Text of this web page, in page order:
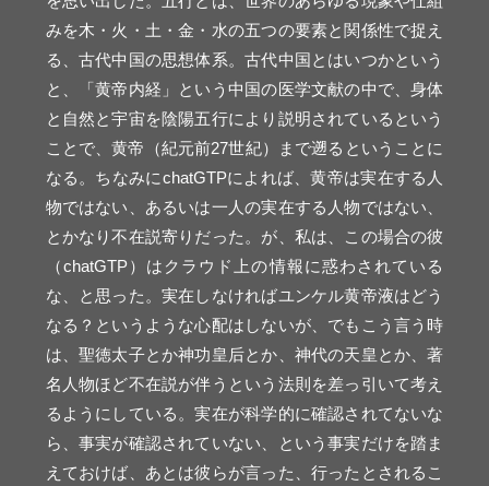
みを木・火・土・金・水の五つの要素と関係性で捉え
る、古代中国の思想体系。古代中国とはいつかという
と、「黄帝内経」という中国の医学文献の中で、身体
と自然と宇宙を陰陽五行により説明されているという
ことで、黄帝（紀元前27世紀）まで遡るということに
なる。ちなみにchatGTPによれば、黄帝は実在する人
物ではない、あるいは一人の実在する人物ではない、
とかなり不在説寄りだった。が、私は、この場合の彼
（chatGTP）はクラウド上の情報に惑わされている
な、と思った。実在しなければユンケル黄帝液はどう
なる？というような心配はしないが、でもこう言う時
は、聖徳太子とか神功皇后とか、神代の天皇とか、著
名人物ほど不在説が伴うという法則を差っ引いて考え
るようにしている。実在が科学的に確認されてないな
ら、事実が確認されていない、という事実だけを踏ま
えておけば、あとは彼らが言った、行ったとされるこ